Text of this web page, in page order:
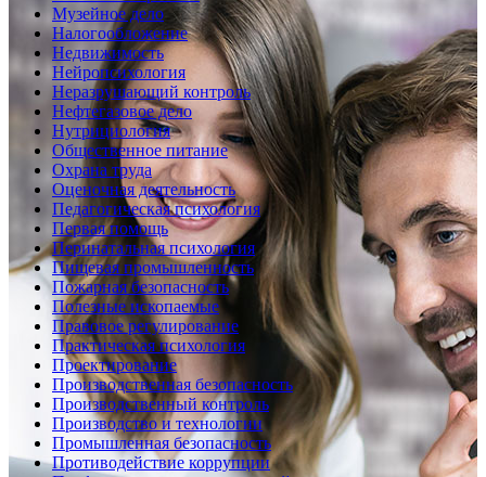
Музейное дело
Налогообложение
Недвижимость
Нейропсихология
Неразрушающий контроль
Нефтегазовое дело
Нутрициология
Общественное питание
Охрана труда
Оценочная деятельность
Педагогическая психология
Первая помощь
Перинатальная психология
Пищевая промышленность
Пожарная безопасность
Полезные ископаемые
Правовое регулирование
Практическая психология
Проектирование
Производственная безопасность
Производственный контроль
Производство и технологии
Промышленная безопасность
Противодействие коррупции